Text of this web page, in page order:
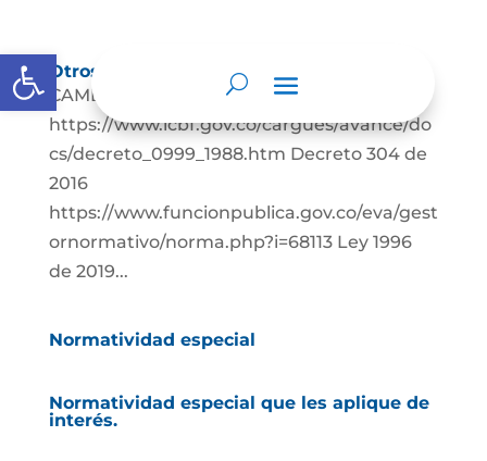
Abrir barra de herramientas
Otros de grupos de interés.
CAMBIO DE NOMBRE EXENTO
https://www.icbf.gov.co/cargues/avance/do
cs/decreto_0999_1988.htm Decreto 304 de
2016
https://www.funcionpublica.gov.co/eva/gest
ornormativo/norma.php?i=68113 Ley 1996
de 2019...
Normatividad especial
Normatividad especial que les aplique de
interés.